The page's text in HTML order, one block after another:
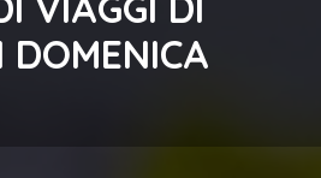
DOMENICA